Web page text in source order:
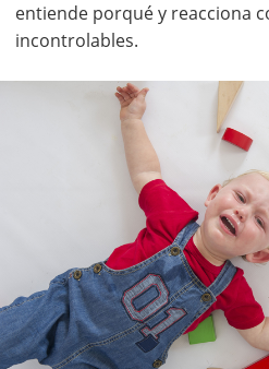
entiende porqué y reacciona
incontrolables.